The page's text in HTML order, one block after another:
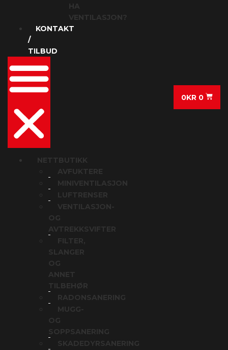
HA
VENTILASJON?
KONTAKT
/
TILBUD
NETTBUTIKK
AVFUKTERE
MINIVENTILASJON
LUFTRENSER
VENTILASJON-
AVTREKKSVIFTER
FILTER,
SLANGER
ANNET
TILBEHØR
RADONSANERING
MUGG-
SOPPSANERING
SKADEDYRSANERING
0KR 0